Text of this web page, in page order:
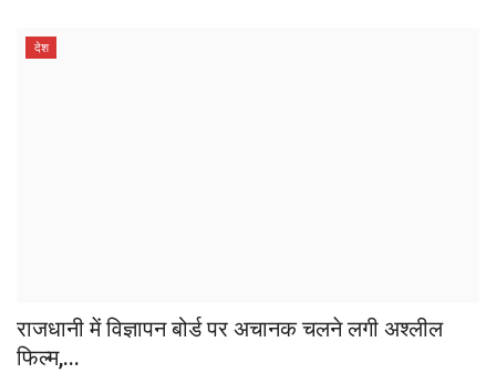
देश
राजधानी में विज्ञापन बोर्ड पर अचानक चलने लगी अश्लील
फिल्म,...